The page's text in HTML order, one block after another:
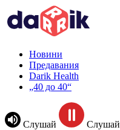
Новини
Предавания
Darik Health
„40 до 40“
Слушай Слушай